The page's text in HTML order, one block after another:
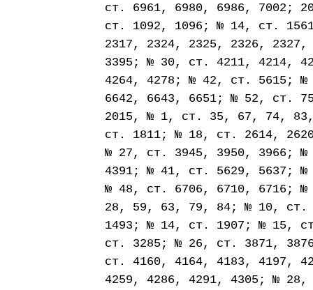
ст. 6961, 6980, 6986, 7002;
ст. 1092, 1096; № 14, ст.
2317, 2324, 2325, 2326,
3395; № 30, ст. 4211, 4214,
4264, 4278; № 42, ст. 5615;
6642, 6643, 6651; № 52, ст.
2015, № 1, ст. 35, 67, 74,
ст. 1811; № 18, ст. 2614,
№ 27, ст. 3945, 3950, 3966;
4391; № 41, ст. 5629, 5637;
№ 48, ст. 6706, 6710, 6716;
28, 59, 63, 79, 84; № 10, ст.
1493; № 14, ст. 1907; № 15,
ст. 3285; № 26, ст. 3871,
ст. 4160, 4164, 4183, 4197,
4259, 4286, 4291, 4305; №